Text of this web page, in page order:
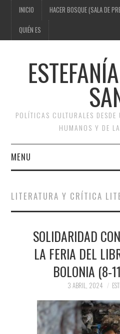
INICIO HACER BOSQUE (SALA DE
QUIÉN ES
POLÍTICAS CULTURALES DESDE
HUMANOS Y DE
MENU
HACER BOSQUE (SALA DE
PRENSA Y
COLABORACIONES)
LITERATURA Y CRÍTICA
SOLIDARIDAD
LA FERIA DEL
BOLONIA (8-
3 ABRIL, 2024